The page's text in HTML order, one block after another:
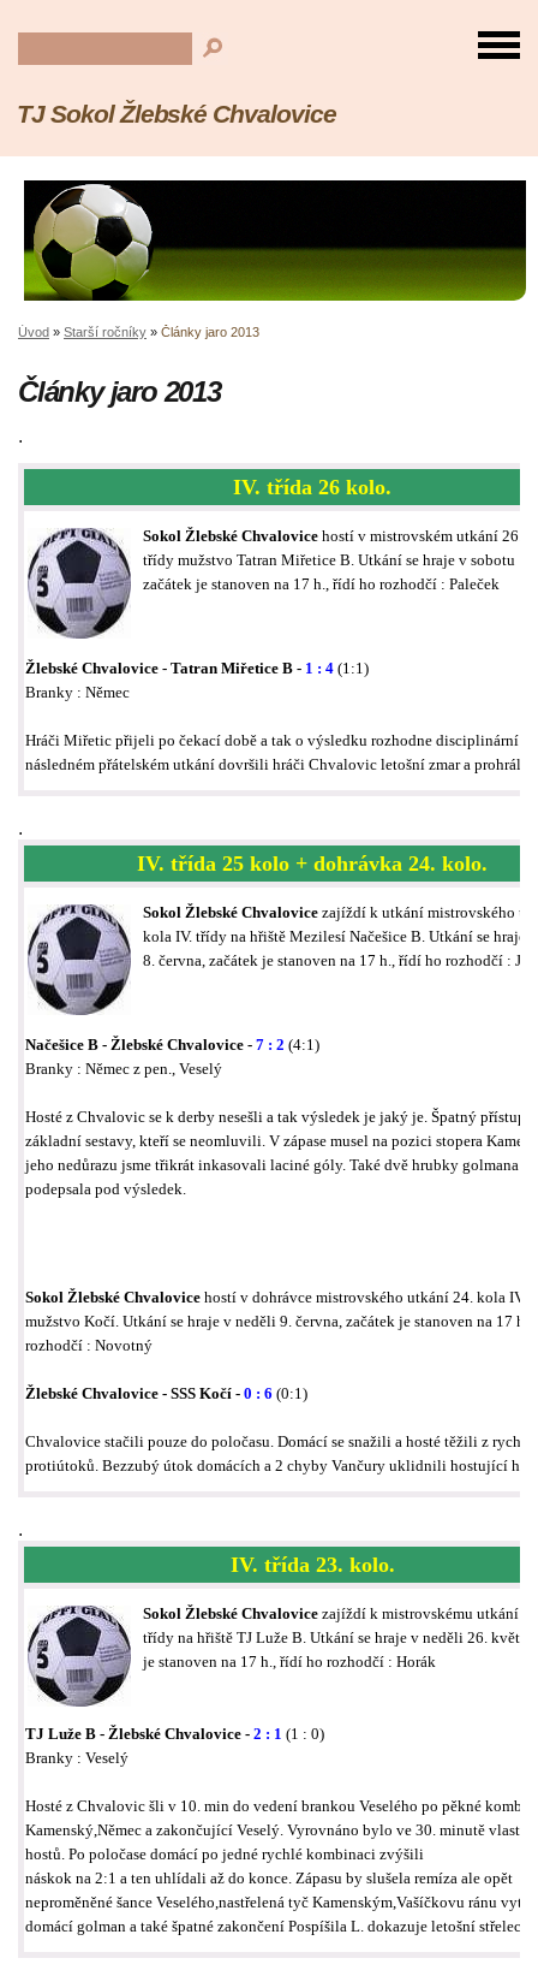
TJ Sokol Žlebské Chvalovice
Úvod » Starší ročníky » Články jaro 2013
Články jaro 2013
.
IV. třída 26 kolo.
Sokol Žlebské Chvalovice hostí v mistrovském utkání 26.
třídy mužstvo Tatran Miřetice B. Utkání se hraje v sobotu
začátek je stanoven na 17 h., řídí ho rozhodčí : Paleček
Žlebské Chvalovice - Tatran Miřetice B - 1 : 4 (1:1)
Branky : Němec
Hráči Miřetic přijeli po čekací době a tak o výsledku rozhodne disciplinární
následném přátelském utkání dovršili hráči Chvalovic letošní zmar a prohráli
.
IV. třída 25 kolo + dohrávka 24. kolo.
Sokol Žlebské Chvalovice zajíždí k utkání mistrovského
kola IV. třídy na hřiště Mezilesí Načešice B. Utkání se hraje
8. června, začátek je stanoven na 17 h., řídí ho rozhodčí :
Načešice B - Žlebské Chvalovice - 7 : 2 (4:1)
Branky : Němec z pen., Veselý
Hosté z Chvalovic se k derby nesešli a tak výsledek je jaký je. Špatný přístup
základní sestavy, kteří se neomluvili. V zápase musel na pozici stopera
jeho nedůrazu jsme třikrát inkasovali laciné góly. Také dvě hrubky golmana
podepsala pod výsledek.
Sokol Žlebské Chvalovice hostí v dohrávce mistrovského utkání 24. kola IV.
mužstvo Kočí. Utkání se hraje v neděli 9. června, začátek je stanoven na 17
rozhodčí : Novotný
Žlebské Chvalovice - SSS Kočí - 0 : 6 (0:1)
Chvalovice stačili pouze do poločasu. Domácí se snažili a hosté těžili z
protiútoků. Bezzubý útok domácích a 2 chyby Vančury uklidnili hostující
.
IV. třída 23. kolo.
Sokol Žlebské Chvalovice zajíždí k mistrovskému utkání
třídy na hřiště TJ Luže B. Utkání se hraje v neděli 26.
je stanoven na 17 h., řídí ho rozhodčí : Horák
TJ Luže B - Žlebské Chvalovice - 2 : 1 (1 : 0)
Branky : Veselý
Hosté z Chvalovic šli v 10. min do vedení brankou Veselého po pěkné
Kamenský,Němec a zakončující Veselý. Vyrovnáno bylo ve 30. minutě
hostů. Po poločase domácí po jedné rychlé kombinaci zvýšili
náskok na 2:1 a ten uhlídali až do konce. Zápasu by slušela remíza ale opět
neproměněné šance Veselého,nastřelená tyč Kamenským,Vašíčkovu ránu
domácí golman a také špatné zakončení Pospíšila L. dokazuje letošní